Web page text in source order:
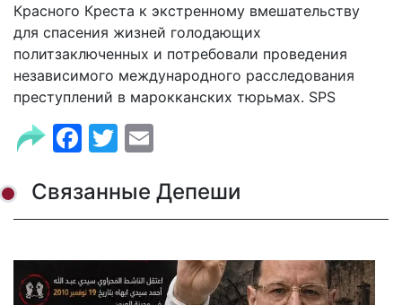
Красного Креста к экстренному вмешательству
для спасения жизней голодающих
политзаключенных и потребовали проведения
независимого международного расследования
преступлений в марокканских тюрьмах. SPS
Facebook
Twitter
Связанные Депеши